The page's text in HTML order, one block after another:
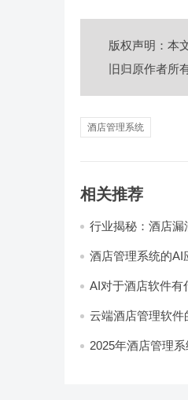
版权声明：本
旧归原作者所
酒店管理系统
相关推荐
行业揭秘：酒店
酒店管理系统的AI
AI对于酒店软件有
云端酒店管理软件
2025年酒店管理